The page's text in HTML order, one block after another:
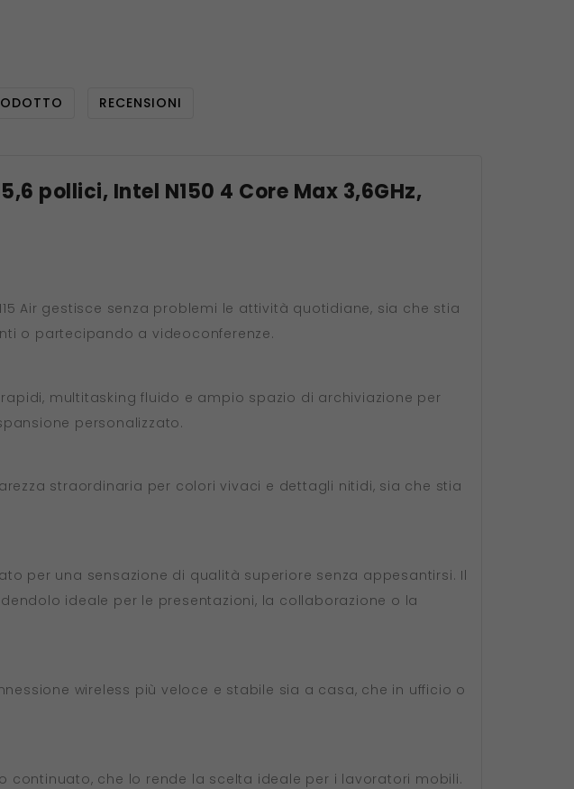
RECENSIONI
pollici, Intel N150 4 Core Max 3,6GHz,
Air gestisce senza problemi le attività quotidiane, sia che stia
o partecipando a videoconferenze.
rapidi, multitasking fluido e ampio spazio di archiviazione per
personalizzato.
straordinaria per colori vivaci e dettagli nitidi, sia che stia
per una sensazione di qualità superiore senza appesantirsi. Il
ideale per le presentazioni, la collaborazione o la
wireless più veloce e stabile sia a casa, che in ufficio o
continuato, che lo rende la scelta ideale per i lavoratori mobili.